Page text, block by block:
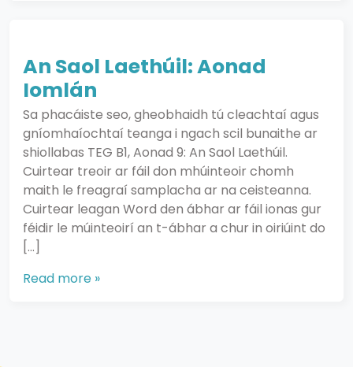
An Saol Laethúil: Aonad
Iomlán
Sa phacáiste seo, gheobhaidh tú cleachtaí agus
gníomhaíochtaí teanga i ngach scil bunaithe ar
shiollabas TEG B1, Aonad 9: An Saol Laethúil.
Cuirtear treoir ar fáil don mhúinteoir chomh
maith le freagraí samplacha ar na ceisteanna.
Cuirtear leagan Word den ábhar ar fáil ionas gur
féidir le múinteoirí an t-ábhar a chur in oiriúint do
[…]
Read more »